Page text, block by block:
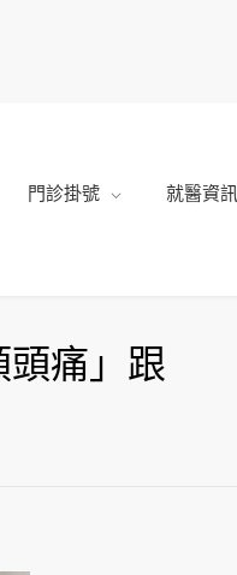
門診掛號 就醫資訊
痛」跟